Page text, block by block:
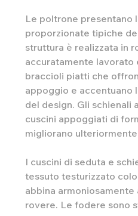
Le poltrone presentano
proporzionate tipiche
struttura è realizzata in
accuratamente lavorato
braccioli piatti che
appoggio e accentuano
del design. Gli schienali
cuscini appoggiati di
migliorano
I cuscini di seduta e
tessuto testurizzato
abbina
rovere. Le fodere sono